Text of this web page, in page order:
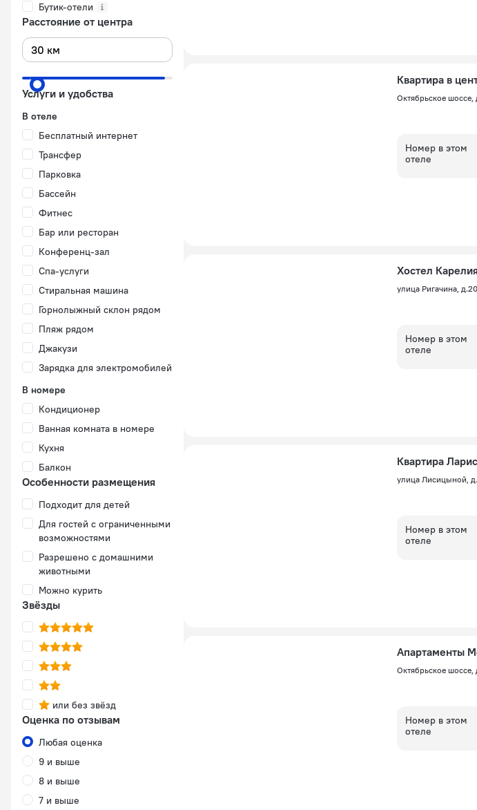
Бутик-отели
Расстояние от центра
Услуги и удобства
В отеле
Бесплатный интернет
Трансфер
Парковка
Бассейн
Фитнес
Бар или ресторан
Конференц-зал
Спа-услуги
Стиральная машина
Горнолыжный склон рядом
Пляж рядом
Джакузи
Зарядка для электромобилей
В номере
Кондиционер
Ванная комната в номере
Кухня
Балкон
Особенности размещения
Подходит для детей
Для гостей с ограниченными
возможностями
Разрешено с домашними
животными
Можно курить
Звёзды
или без звёзд
Оценка по отзывам
Любая оценка
9 и выше
8 и выше
7 и выше
Квартира в
Октябрьское
Номер в этом
отеле
Хостел
улица Ригачина,
Номер в этом
отеле
Квартира
улица Лисицыной,
Номер в этом
отеле
Апартаменты
Октябрьское
Номер в этом
отеле